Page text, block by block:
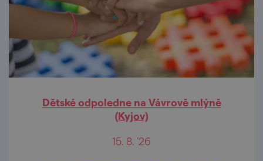
Dětské odpoledne na Vávrově mlýně
(Kyjov)
15. 8. '26